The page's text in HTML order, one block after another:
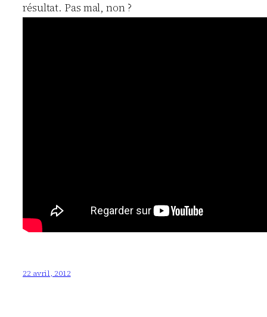
résultat. Pas mal, non ?
22 avril, 2012